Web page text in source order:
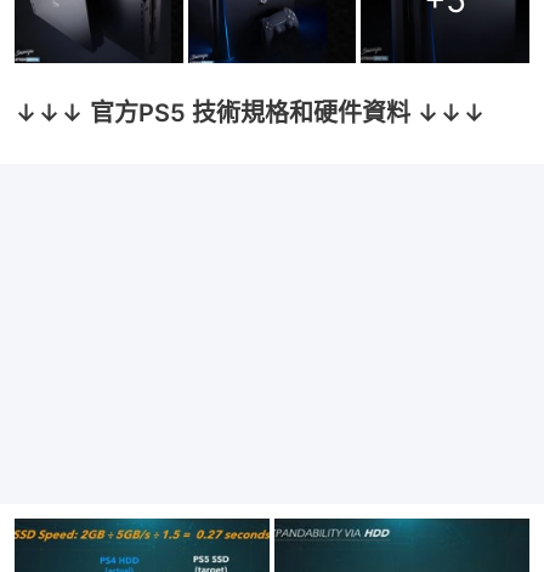
↓↓↓ 官方PS5 技術規格和硬件資料 ↓↓↓